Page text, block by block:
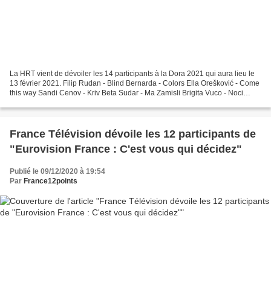
La HRT vient de dévoiler les 14 participants à la Dora 2021 qui aura lieu le
13 février 2021. Filip Rudan - Blind Bernarda - Colors Ella Orešković - Come
this way Sandi Cenov - Kriv Beta Sudar - Ma Zamisli Brigita Vuco - Noci
France Télévision dévoile les 12 participants de
"Eurovision France : C'est vous qui décidez"
Publié le 09/12/2020 à 19:54
Par France12points